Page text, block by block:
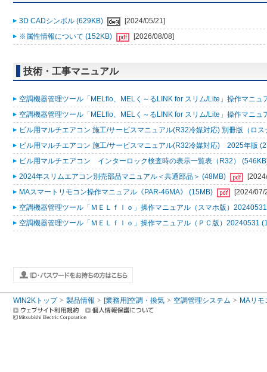
3D CADシンボル (629KB)
[2024/05/21]
※属性情報について (152KB)
[2026/08/08]
技術・工事マニュアル
空調機器管理ツール「MELflo、MELく～るLINK for スリム/Lite」操作マニュ
空調機器管理ツール「MELflo、MELく～るLINK for スリム/Lite」操作マニュ
ビル用マルチエアコン 施工/サービスマニュアル(R32冷媒対応) 別冊版（ロ
ビル用マルチエアコン 施工/サービスマニュアル(R32冷媒対応) 2025年版
ビル用マルチエアコン インターロック検査時の表示一覧表（R32）
2024年スリムエアコン別売部品マニュアル＜共通部品＞ (48MB)
MAスマートリモコン操作マニュアル《PAR-46MA》 (15MB)
[2024/07/
空調機器管理ツール「ＭＥＬｆｌｏ」操作マニュアル（スマホ版）
空調機器管理ツール「ＭＥＬｆｌｏ」操作マニュアル（ＰＣ版）20240531
WIN2Kトップ 製品情報 [業務用]空調・換気 空調管理システム MAリモ